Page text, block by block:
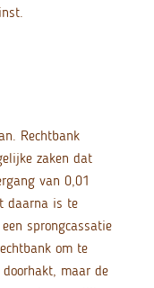
Rechtbank
zaken dat
van 0,01
daarna is te
sprongcassatie
om te
maar de